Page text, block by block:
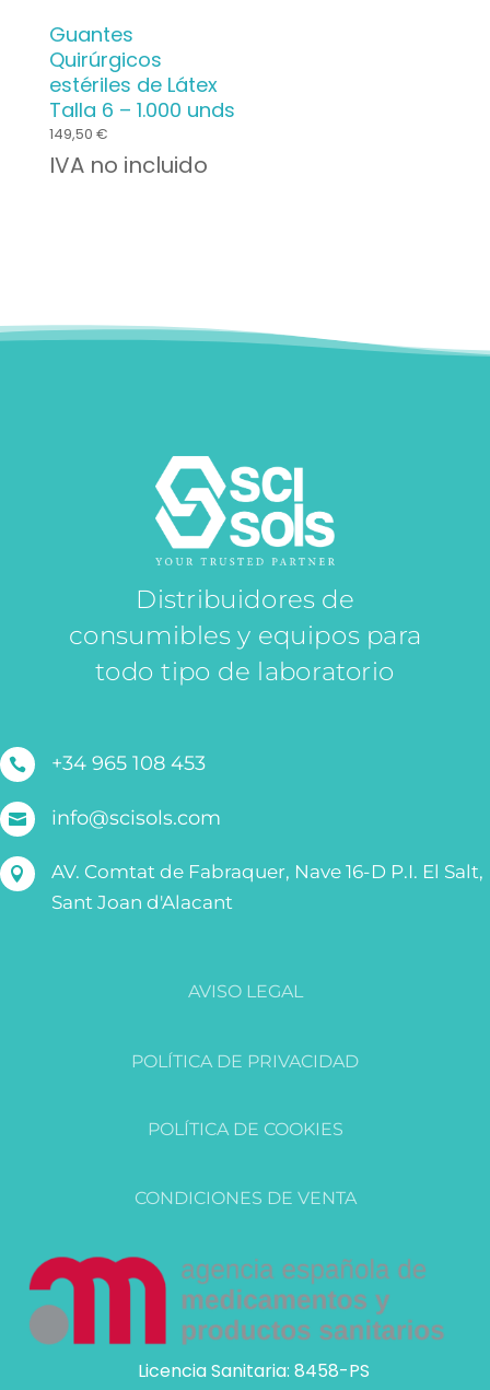
Guantes
Quirúrgicos
estériles de Látex
Talla 6 – 1.000 unds
149,50 €
IVA no incluido
Distribuidores de
consumibles y equipos para
todo tipo de laboratorio
 +34 965 108 453
 info@scisols.com

AV. Comtat de Fabraquer, Nave 16-D P.I. El Salt,
Sant Joan d'Alacant
AVISO LEGAL
POLÍTICA DE PRIVACIDAD
POLÍTICA DE COOKIES
CONDICIONES DE VENTA
Licencia Sanitaria: 8458-PS